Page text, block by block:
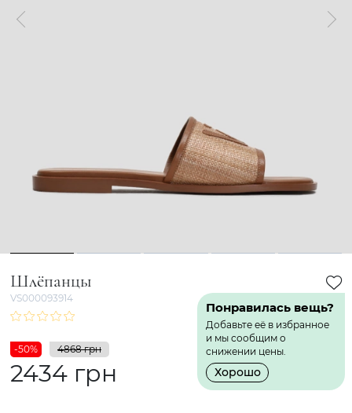
1 2 3 4 5
Шлёпанцы
VS000093914
Понравилась вещь?
Добавьте её в избранное
и мы сообщим о
снижении цены.
Хорошо
-50% 4868 грн
2434 грн